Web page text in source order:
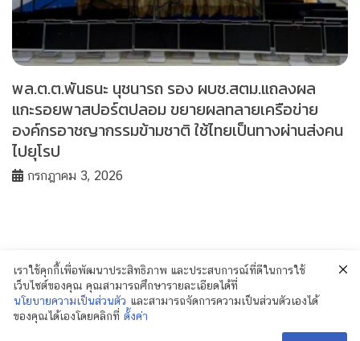
พล.ต.ต.พันธนะ นุชนารถ รอง ผบช.สตม.แถลงผล
แกะรอยพาสปอร์ตปลอม ขยายผลทลายเครือข่าย
องค์กรอาชญากรรมข้ามชาติ ใช้ไทยเป็นทางผ่านส่งคน
ไปยุโรป
กรกฎาคม 3, 2026
© 2018 Policenewsformass.com. All Rights
เราใช้คุกกี้เพื่อพัฒนาประสิทธิภาพ และประสบการณ์ที่ดีในการใช้
เว็บไซต์ของคุณ คุณสามารถศึกษารายละเอียดได้ที่
นโยบายความเป็นส่วนตัว และสามารถจัดการความเป็นส่วนตัวเองได้
ของคุณได้เองโดยคลิกที่ ตั้งค่า